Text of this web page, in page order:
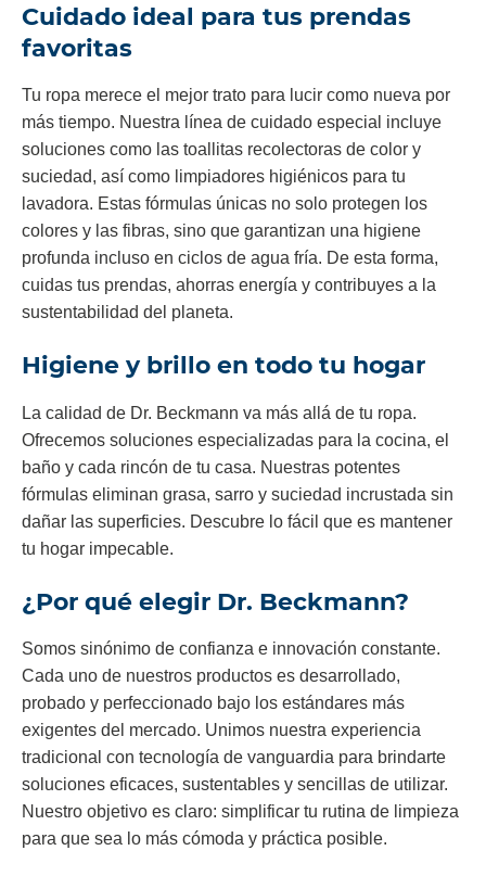
Cuidado ideal para tus prendas
favoritas
Tu ropa merece el mejor trato para lucir como nueva por
más tiempo. Nuestra línea de cuidado especial incluye
soluciones como las toallitas recolectoras de color y
suciedad, así como limpiadores higiénicos para tu
lavadora. Estas fórmulas únicas no solo protegen los
colores y las fibras, sino que garantizan una higiene
profunda incluso en ciclos de agua fría. De esta forma,
cuidas tus prendas, ahorras energía y contribuyes a la
sustentabilidad del planeta.
Higiene y brillo en todo tu hogar
La calidad de Dr. Beckmann va más allá de tu ropa.
Ofrecemos soluciones especializadas para la cocina, el
baño y cada rincón de tu casa. Nuestras potentes
fórmulas eliminan grasa, sarro y suciedad incrustada sin
dañar las superficies. Descubre lo fácil que es mantener
tu hogar impecable.
¿Por qué elegir Dr. Beckmann?
Somos sinónimo de confianza e innovación constante.
Cada uno de nuestros productos es desarrollado,
probado y perfeccionado bajo los estándares más
exigentes del mercado. Unimos nuestra experiencia
tradicional con tecnología de vanguardia para brindarte
soluciones eficaces, sustentables y sencillas de utilizar.
Nuestro objetivo es claro: simplificar tu rutina de limpieza
para que sea lo más cómoda y práctica posible.